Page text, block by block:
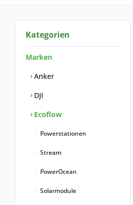
Kategorien
Marken
Anker
DJI
Ecoflow
Powerstationen
Stream
PowerOcean
Solarmodule